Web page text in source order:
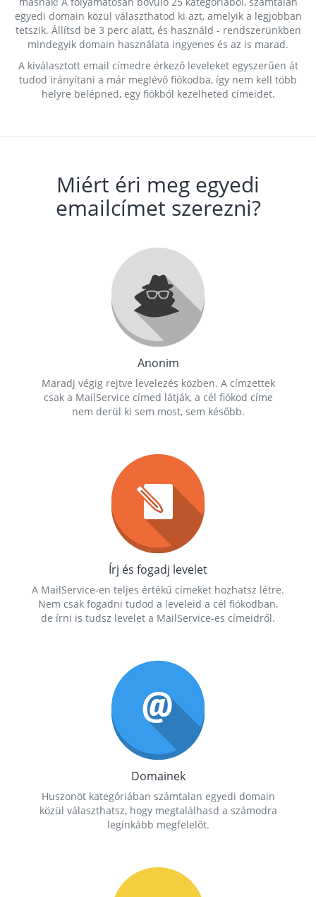
egyedi domain közül választhatod ki azt, amelyik a legjobban
tetszik. Állítsd be 3 perc alatt, és használd - rendszerünkben
mindegyik domain használata ingyenes és az is marad.
A kiválasztott email címedre érkező leveleket egyszerűen át
tudod irányítani a már meglévő fiókodba, így nem kell több
helyre belépned, egy fiókból kezelheted címeidet.
Miért éri meg egyedi
emailcímet szerezni?
Anonim
Maradj végig rejtve levelezés közben. A címzettek
csak a MailService címed látják, a cél fiókod címe
nem derül ki sem most, sem később.
Írj és fogadj levelet
A MailService-en teljes értékű címeket hozhatsz létre.
Nem csak fogadni tudod a leveleid a cél fiókodban,
de írni is tudsz levelet a MailService-es címeidről.
Domainek
Huszonöt kategóriában számtalan egyedi domain
közül választhatsz, hogy megtalálhasd a számodra
leginkább megfelelőt.